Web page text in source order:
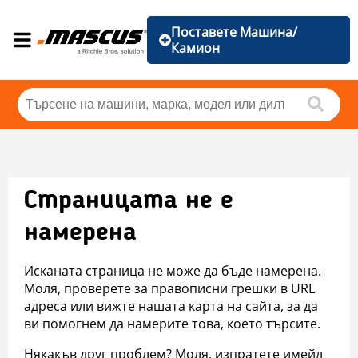
Поставете Машина/
Камион
Страницата не е
намерена
Исканата страница не може да бъде намерена.
Моля, проверете за правописни грешки в URL
адреса или вижте нашата карта на сайта, за да
ви помогнем да намерите това, което търсите.
Някакъв друг проблем? Моля, изпратете имейл